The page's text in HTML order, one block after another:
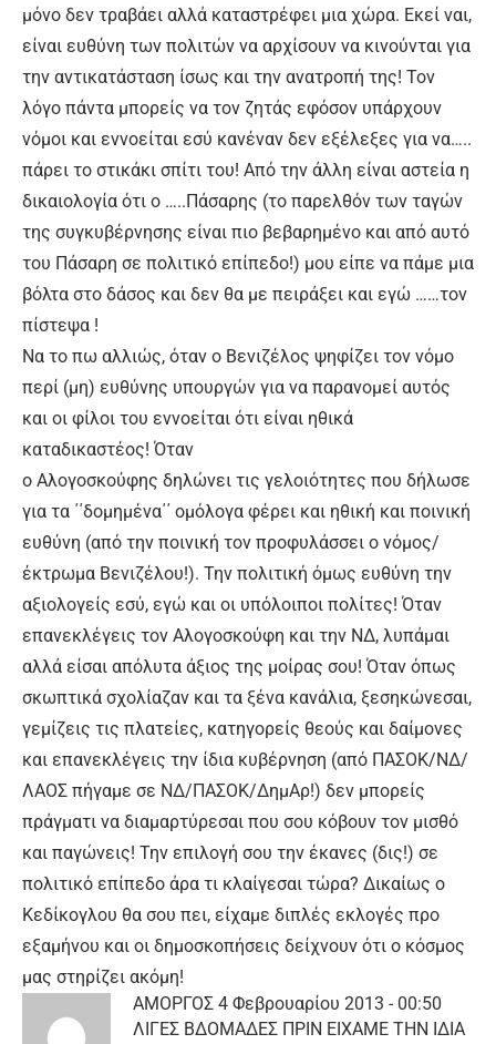
μόνο δεν τραβάει αλλά καταστρέφει μια χώρα. Εκεί ναι,
είναι ευθύνη των πολιτών να αρχίσουν να κινούνται για
την αντικατάσταση ίσως και την ανατροπή της! Τον
λόγο πάντα μπορείς να τον ζητάς εφόσον υπάρχουν
νόμοι και εννοείται εσύ κανέναν δεν εξέλεξες για να…..
πάρει το στικάκι σπίτι του! Από την άλλη είναι αστεία η
δικαιολογία ότι ο …..Πάσαρης (το παρελθόν των ταγών
της συγκυβέρνησης είναι πιο βεβαρημένο και από αυτό
του Πάσαρη σε πολιτικό επίπεδο!) μου είπε να πάμε μια
βόλτα στο δάσος και δεν θα με πειράξει και εγώ ……τον
πίστεψα !
Να το πω αλλιώς, όταν ο Βενιζέλος ψηφίζει τον νόμο
περί (μη) ευθύνης υπουργών για να παρανομεί αυτός
και οι φίλοι του εννοείται ότι είναι ηθικά
καταδικαστέος! Όταν
ο Αλογοσκούφης δηλώνει τις γελοιότητες που δήλωσε
για τα ΄΄δομημένα΄΄ ομόλογα φέρει και ηθική και ποινική
ευθύνη (από την ποινική τον προφυλάσσει ο νόμος/
έκτρωμα Βενιζέλου!). Την πολιτική όμως ευθύνη την
αξιολογείς εσύ, εγώ και οι υπόλοιποι πολίτες! Όταν
επανεκλέγεις τον Αλογοσκούφη και την ΝΔ, λυπάμαι
αλλά είσαι απόλυτα άξιος της μοίρας σου! Όταν όπως
σκωπτικά σχολίαζαν και τα ξένα κανάλια, ξεσηκώνεσαι,
γεμίζεις τις πλατείες, κατηγορείς θεούς και δαίμονες
και επανεκλέγεις την ίδια κυβέρνηση (από ΠΑΣΟΚ/ΝΔ/
ΛΑΟΣ πήγαμε σε ΝΔ/ΠΑΣΟΚ/ΔημΑρ!) δεν μπορείς
πράγματι να διαμαρτύρεσαι που σου κόβουν τον μισθό
και παγώνεις! Την επιλογή σου την έκανες (δις!) σε
πολιτικό επίπεδο άρα τι κλαίγεσαι τώρα? Δικαίως ο
Κεδίκογλου θα σου πει, είχαμε διπλές εκλογές προ
εξαμήνου και οι δημοσκοπήσεις δείχνουν ότι ο κόσμος
μας στηρίζει ακόμη!
ΑΜΟΡΓΟΣ 4 Φεβρουαρίου 2013 - 00:50
ΛΙΓΕΣ ΒΔΟΜΑΔΕΣ ΠΡΙΝ ΕΙΧΑΜΕ ΤΗΝ ΙΔΙΑ